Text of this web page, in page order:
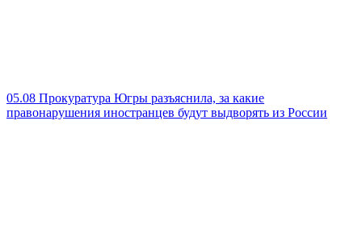
05.08 Прокуратура Югры разъяснила, за какие
правонарушения иностранцев будут выдворять из России